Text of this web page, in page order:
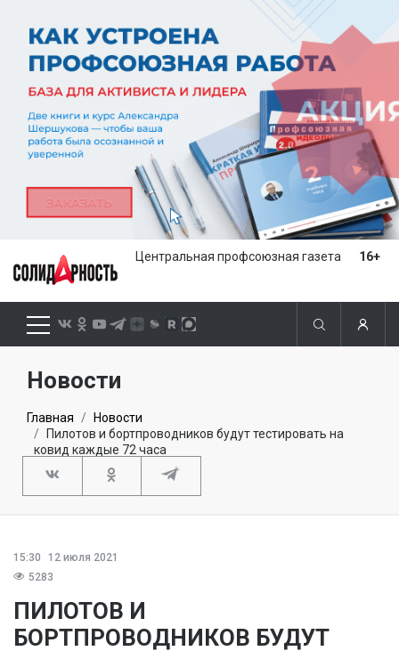
Центральная профсоюзная газета 16+
Новости
Главная
Новости
Пилотов и бортпроводников будут тестировать на
ковид каждые 72 часа
15:30
12 июля 2021
5283
ПИЛОТОВ И
БОРТПРОВОДНИКОВ БУДУТ